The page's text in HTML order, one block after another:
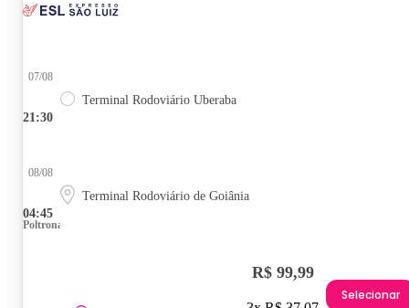
21:30
07/08
Terminal Rodoviário Uberaba
04:45
08/08
Terminal Rodoviário de Goiânia
Poltrona
R$ 99,99
Selecionar